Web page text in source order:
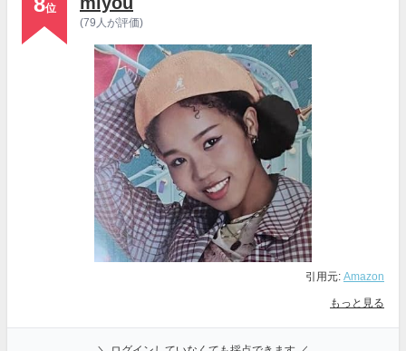
位
(79人が評価)
引用元: Amazon
もっと見る